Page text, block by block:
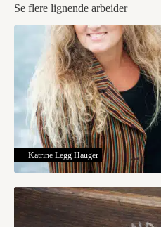
Se flere lignende arbeider
Katrine Legg Hauger